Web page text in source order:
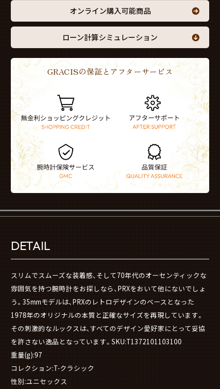
オンライン購入可能商品
ローン計算シミュレーション
GRACISの保証とアフターサービス
DETAIL
スリムでスムーズな装着感、そして70年代のオーセンティックな
雰囲気を持つ腕時計をお探しなら、PRXをおいて他にないでしょ
う。35mmモデルは、PRXのレトロデザインのベースとなった
1978年のオリジナルの本質と正確なサイズを再現しています。
その刺激的なルックスは、すべてのデザイン愛好家にとって妥協
を許さない逸品となっています。SKU:T1372101103100
重量(g):97
コレクション:T-クラシック
性別:ユニセックス